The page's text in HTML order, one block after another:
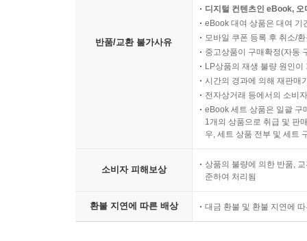
반품/교환 불가사유
디지털 컨텐츠인 eBook,
eBook 대여 상품은 대여 기
모바일 쿠폰 등록 후 취소/
중고상품이 구매확정(자동
LP상품의 재생 불량 원인
시간의 경과에 의해 재판매
전자상거래 등에서의 소비
eBook 세트 상품은 일괄 구
1개의 상품으로 취급 및 판
우, 세트 상품 전부 및 세트
소비자 피해보상
상품의 불량에 의한 반품,
준하여 처리됨
환불 지연에 따른 배상 대금 환불 및 환불 지연에